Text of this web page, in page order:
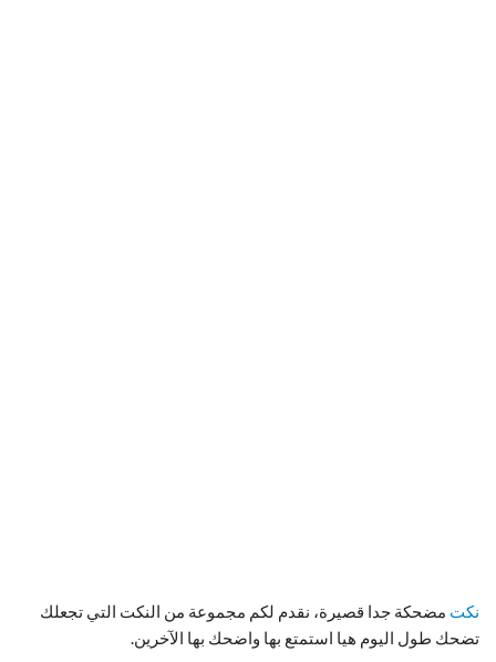
نكت مضحكة جدا قصيرة، نقدم لكم مجموعة من النكت التي تجعلك
تضحك طول اليوم هيا استمتع بها واضحك بها الآخرين.